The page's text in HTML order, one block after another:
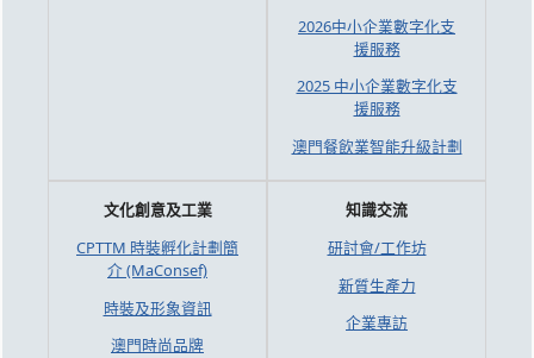
2026中小企業數字化支
援服務
2025 中小企業數字化支
援服務
澳門餐飲業智能升級計劃
文化創意及工業
CPTTM 時裝孵化計劃簡
介 (MaConsef)
時裝及形象資訊
澳門時尚品牌
知識交流
研討會/工作坊
新質生產力
企業專訪